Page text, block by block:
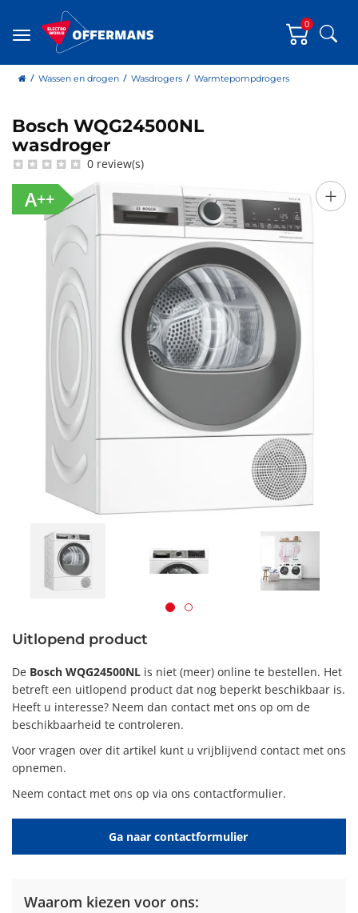
Menu
0
homeWassen en drogen Wasdrogers Warmtepompdrogers
Bosch
Bosch WQG24500NL
wasdroger
0 review(s)
+
A++
Uitlopend product
De Bosch WQG24500NL is niet (meer) online te bestellen. Het
betreft een uitlopend product dat nog beperkt beschikbaar is.
Heeft u interesse? Neem dan contact met ons op om de
beschikbaarheid te controleren.
Voor vragen over dit artikel kunt u vrijblijvend contact met ons
opnemen.
Neem contact met ons op via ons contactformulier.
Ga naar contactformulier
Waarom kiezen voor ons: